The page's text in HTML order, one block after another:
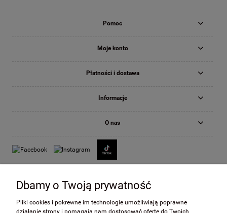
Pomoc
Moje konto
Płatności i dostawa
Informacje
O nas
Dbamy o Twoją prywatność
Pliki cookies i pokrewne im technologie umożliwiają poprawne
działanie strony i pomagają nam dostosować ofertę do Twoich